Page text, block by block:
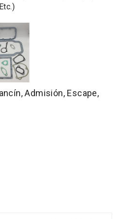
Etc.)
Admisión, Escape,